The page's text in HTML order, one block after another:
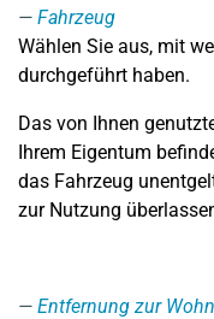
Fahrzeug
Wählen Sie aus, mit
durchgeführt haben.
Das von Ihnen
Ihrem Eigentum
das Fahrzeug
zur Nutzung
Entfernung zur